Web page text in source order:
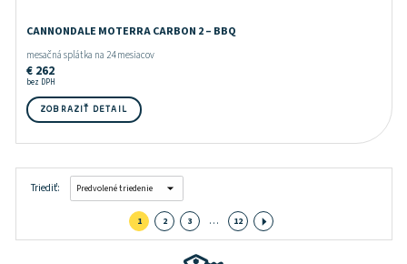
CANNONDALE MOTERRA CARBON 2 – BBQ
mesačná splátka na 24 mesiacov
€262
bez DPH
ZOBRAZIŤ DETAIL
Triediť:
1 2 3 … 12